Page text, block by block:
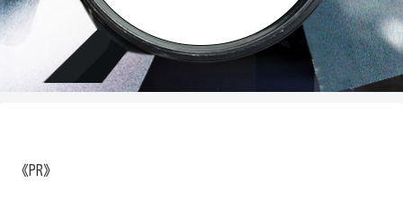
《PR》